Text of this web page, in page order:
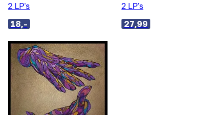
2 LP's
18,-
2 LP's
27,99